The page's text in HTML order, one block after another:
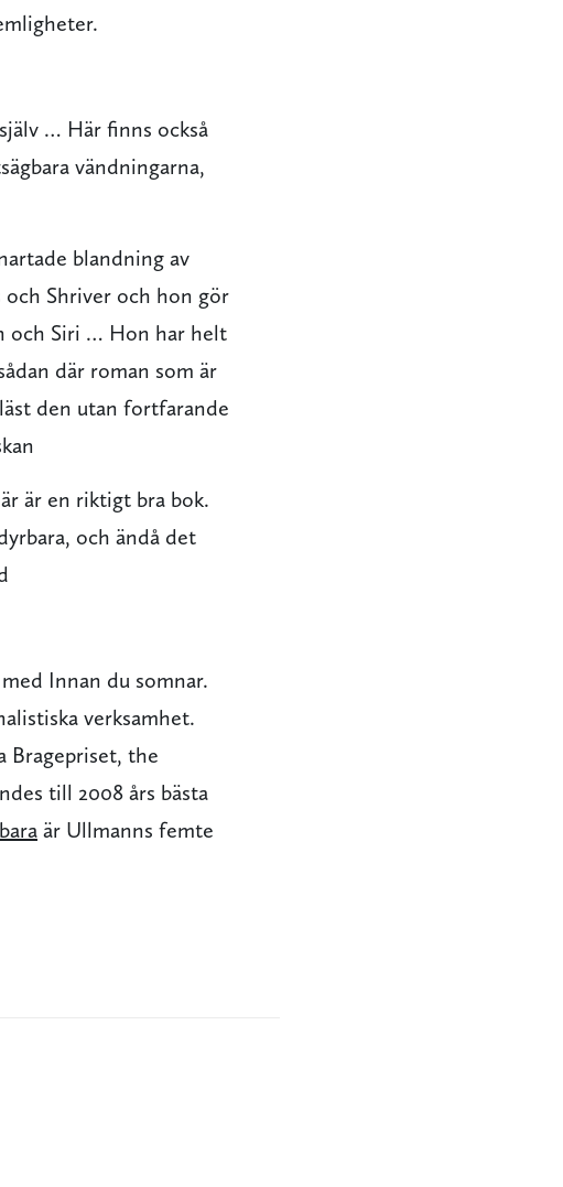
… Här finns också
vändningarna,
blandning av
Shriver och hon gör
och Siri … Hon har helt
där roman som är
den utan fortfarande
är en riktigt bra bok.
och ändå det
Innan du somnar.
verksamhet.
Bragepriset, the
till 2008 års bästa
är Ullmanns femte